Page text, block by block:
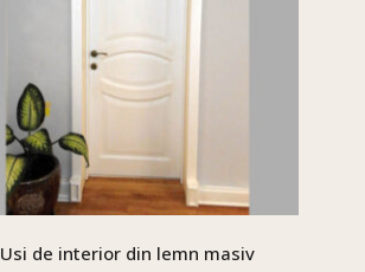
Usi de interior din lemn masiv